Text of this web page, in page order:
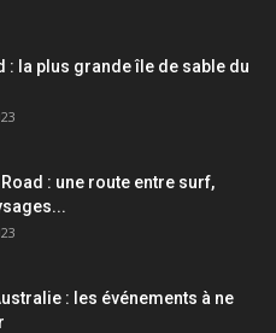
: la plus grande île de sable du
: une route entre surf,
: les événements à ne